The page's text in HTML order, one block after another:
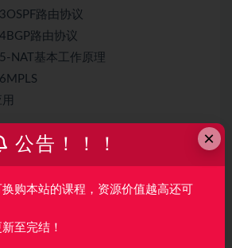
路由协议
路由协议
NAT基本工作原理
×
公告！！！
购本站的课程，资源价值越高还可
至完结！